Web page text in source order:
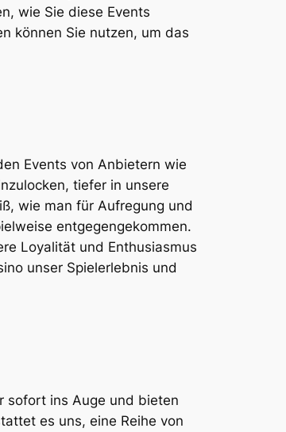
wie Sie diese Events
können Sie nutzen, um das
Events von Anbietern wie
tiefer in unsere
wie man für Aufregung und
entgegengekommen.
Loyalität und Enthusiasmus
unser Spielerlebnis und
sofort ins Auge und bieten
es uns, eine Reihe von